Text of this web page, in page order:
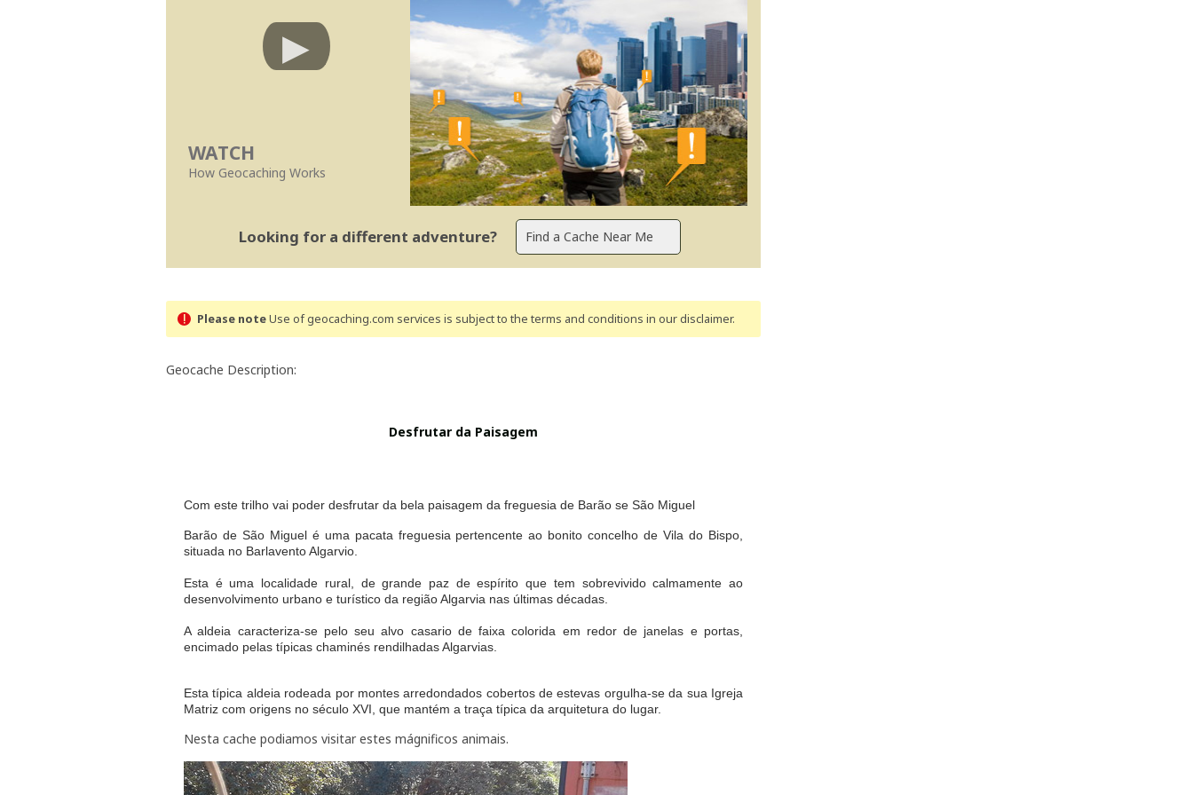
WATCH
How Geocaching Works
Looking for a different adventure?
Please noteUse of geocaching.com services is subject to the terms and conditions in our disclaimer.
Geocache Description:
Desfrutar da Paisagem
Com este trilho vai poder desfrutar da bela paisagem da freguesia de Barão se São Miguel
Barão de São Miguel é uma pacata freguesia pertencente ao bonito concelho de Vila do Bispo,
situada no Barlavento Algarvio.
Esta é uma localidade rural, de grande paz de espírito que tem sobrevivido calmamente ao
desenvolvimento urbano e turístico da região Algarvia nas últimas décadas.
A aldeia caracteriza-se pelo seu alvo casario de faixa colorida em redor de janelas e portas,
encimado pelas típicas chaminés rendilhadas Algarvias.
Esta típica aldeia rodeada por montes arredondados cobertos de estevas orgulha-se da sua Igreja
Matriz com origens no século XVI, que mantém a traça típica da arquitetura do lugar.
Nesta cache podiamos visitar estes mágnificos animais.